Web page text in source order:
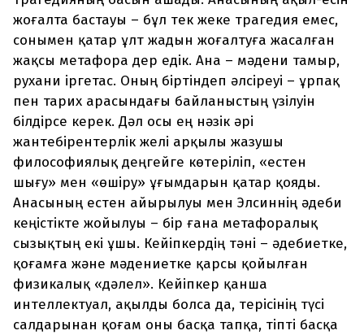
жоғалта бастауы – бұл тек жеке трагедия емес,
сонымен қатар ұлт жадын жоғалтуға жасалған
жақсы метафора дер едік. Ана – мәдени тамыр,
рухани іргетас. Оның біртіндеп әлсіреуі – ұрпақ
пен тарих арасындағы байланыстың үзілуін
білдірсе керек. Дәл осы ең нәзік әрі
жантебірентерлік желі арқылы жазушы
философиялық деңгейге көтеріліп, «естен
шығу» мен «өшіру» ұғымдарын қатар қояды.
Анасының естен айырылуы мен Элсиннің әдеби
кеңістікте жойылуы – бір ғана метафоралық
сызықтың екі ұшы. Кейіпкердің тәні – әдебиетке,
қоғамға және мәдениетке қарсы қойылған
физикалық «дәлел». Кейіпкер қанша
интеллектуал, ақылды болса да, терісінің түсі
салдарынан қоғам оны басқа тапқа, тіпті басқа